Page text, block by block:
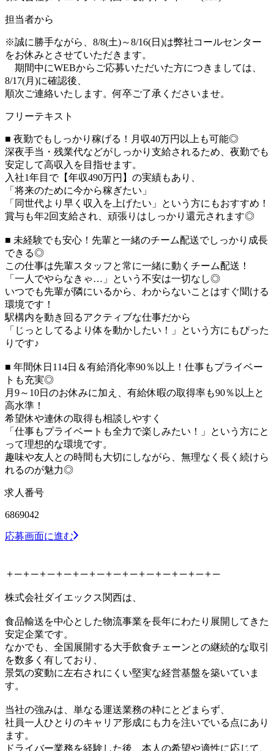
担当者から
※誠に勝手ながら、8/8(土)～8/16(日)は弊社コールセンター
をお休みとさせていただきます。
期間中にWEBからご応募いただいた方につきましては、
8/17(月)に確認後、
順次ご連絡いたします。何卒ご了承くださいませ。
フリーテキスト
■ 夜勤でもしっかり稼げる！月収40万円以上も可能◎
深夜手当・残業代などがしっかり支給されるため、夜勤でも
安定して高収入を目指せます。
入社1年目で【年収490万円】の実績もあり、
「将来のために今から稼ぎたい」
「同世代より早く収入を上げたい」という方にもおすすめ！
賞与も年2回支給され、頑張りはしっかり還元されます◎
■ 未経験でも安心！先輩と一緒のチーム配送でしっかり成長
できる◎
この仕事は先輩スタッフと常に一緒に動くチーム配送！
「一人でやらなきゃ…」という不安は一切なし◎
いつでも先輩が隣にいるから、わからないことはすぐ聞ける
環境です！
駅構内を動き回るアクティブな仕事だから
「じっとしてるより体を動かしたい！」という方にもぴった
りです♪
■ 年間休日114日＆有給消化率90％以上！仕事もプライベー
トも充実◎
月9～10日のお休みに加え、有給休暇の取得率も90％以上と
高水準！
希望休や連休の取得も相談しやすく
「仕事もプライベートも全力で楽しみたい！」という方にと
って理想的な環境です。
趣味や友人との時間も大切にしながら、無理なく長く続けら
れるのが魅力◎
求人番号
6869042
応募画面に進む
＋─＋─＋─＋─＋─＋─＋─＋─＋─＋─＋─＋─＋─
株式会社ダイエックス関西は、
食品輸送を中心とした物流事業を長年にわたり展開してきた
安定企業です。
なかでも、全国展開する大手飲食チェーンとの継続的な取引
を数多く有しており、
景気の変動に左右されにくい堅実な経営基盤を築いていま
す。
当社の強みは、単なる運送業務の枠にとどまらず、
社員一人ひとりのキャリア形成にも力を注いでいる点にあり
ます。
ドライバー業務を経験した後、本人の希望や適性に応じて、